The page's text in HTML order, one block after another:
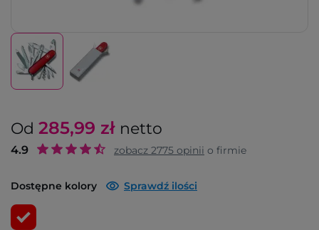
Od 285,99 zł netto
4.9 zobacz 2775 opinii o firmie
Dostępne kolory Sprawdź ilości